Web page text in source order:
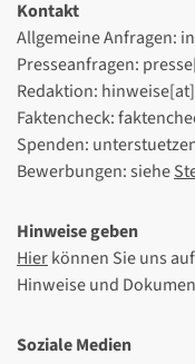
Kontakt
Allgemeine Anfragen:
Presseanfragen:
Redaktion:
Faktencheck:
Spenden:
Bewerbungen: siehe
Hinweise geben
Hierkönnen Sie uns
Hinweise und
Soziale Medien